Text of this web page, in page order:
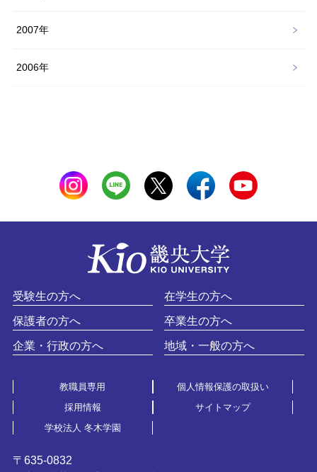
2007年
2006年
受験生の方へ 在学生の方へ
保護者の方へ 卒業生の方へ
企業・行政の方へ 地域・一般の方へ
教職員専用
個人情報保護の取扱い
採用情報
サイトマップ
学校法人 冬木学園
〒635-0832